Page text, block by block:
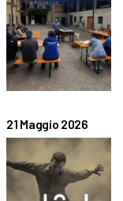
21 Maggio 2026